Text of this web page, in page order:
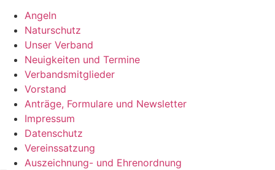
Angeln
Naturschutz
Unser Verband
Neuigkeiten und Termine
Verbandsmitglieder
Vorstand
Anträge, Formulare und Newsletter
Impressum
Datenschutz
Vereinssatzung
Auszeichnung- und Ehrenordnung